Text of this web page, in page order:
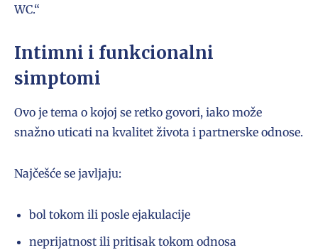
WC.“
Intimni i funkcionalni
simptomi
Ovo je tema o kojoj se retko govori, iako može
snažno uticati na kvalitet života i partnerske odnose.
Najčešće se javljaju:
bol tokom ili posle ejakulacije
neprijatnost ili pritisak tokom odnosa